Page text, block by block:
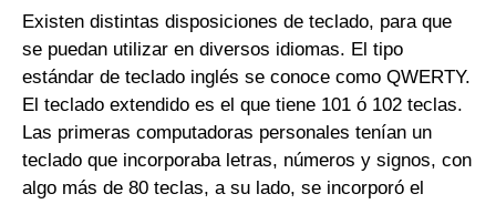
Existen distintas disposiciones de teclado, para que
se puedan utilizar en diversos idiomas. El tipo
estándar de teclado inglés se conoce como QWERTY.
El teclado extendido es el que tiene 101 ó 102 teclas.
Las primeras computadoras personales tenían un
teclado que incorporaba letras, números y signos, con
algo más de 80 teclas, a su lado, se incorporó el